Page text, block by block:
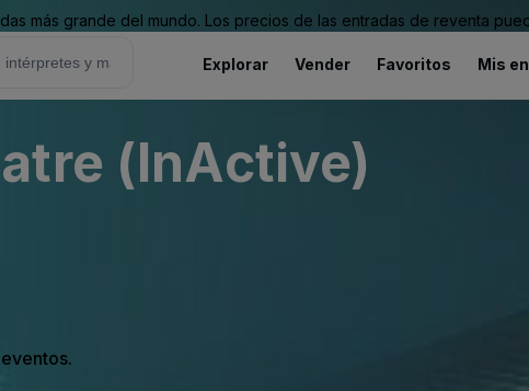
más grande del mundo. Los precios de las entradas de reventa
Explorar Vender Favoritos Mis
(InActive)